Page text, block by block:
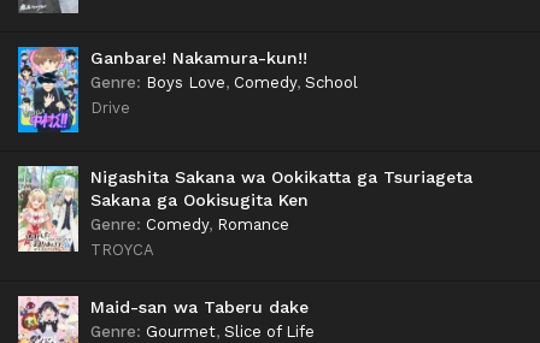
Ganbare! Nakamura-kun!!
Genre: Boys Love, Comedy, School
Drive
Nigashita Sakana wa Ookikatta ga Tsuriageta
Sakana ga Ookisugita Ken
Genre: Comedy, Romance
TROYCA
Maid-san wa Taberu dake
Genre: Gourmet, Slice of Life